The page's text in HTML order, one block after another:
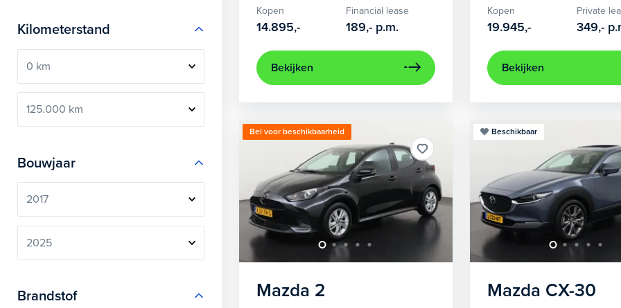
Kilometerstand
Bouwjaar
Brandstof
Kopen
14.895,-
Financial lease
189,- p.m.
Bekijken
Kopen
19.945,-
Private
349,-
Bekijken
Bel voor beschikbaarheid
Mazda 2
Beschikbaar
Mazda CX-30